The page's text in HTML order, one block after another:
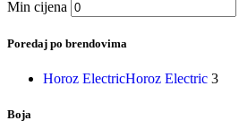
Min cijena
Poredaj po brendovima
Horoz ElectricHoroz Electric 3
Boja